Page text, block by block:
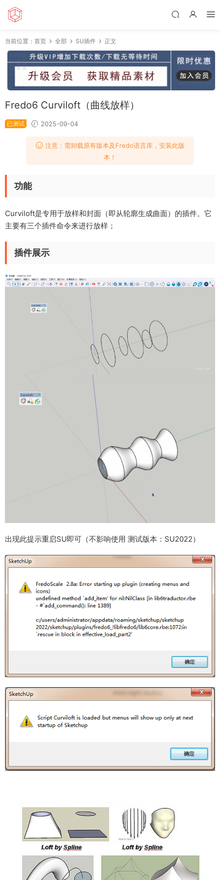
当前位置： 首页 全部 SU插件 正文
Fredo6 Curviloft（曲线放样）
已测试 2025-09-04
注意：需卸载原有版本及Fredo语言库，安装此版
本！
功能
Curviloft是专用于放样和封面（即从轮廓生成曲面）的插件。它
主要有三个插件命令来进行放样；
插件展示
出现此提示重启SU即可（不影响使用 测试版本：SU2022）